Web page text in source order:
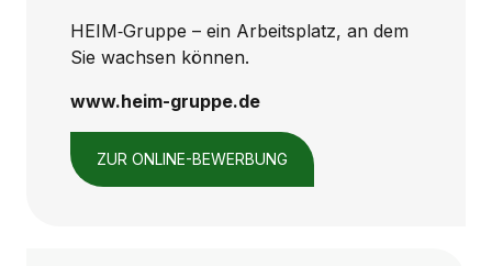
HEIM‑Gruppe – ein Arbeitsplatz, an dem
Sie wachsen können.
www.heim-gruppe.de
ZUR ONLINE-BEWERBUNG